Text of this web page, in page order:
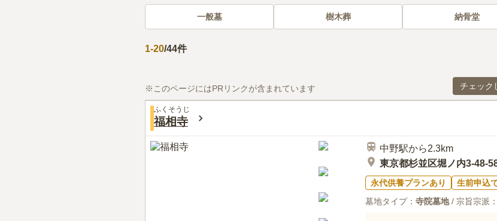
一般墓 樹木葬 納骨堂
1-20/44件
※このページにはPRリンクが含まれています チェック
ふくそうじ
福相寺
中野駅から2.3km
東京都杉並区堀ノ内3-48-
永代供養プランあり
生前申込
墓地タイプ： 寺院墓地/ 宗旨宗派：